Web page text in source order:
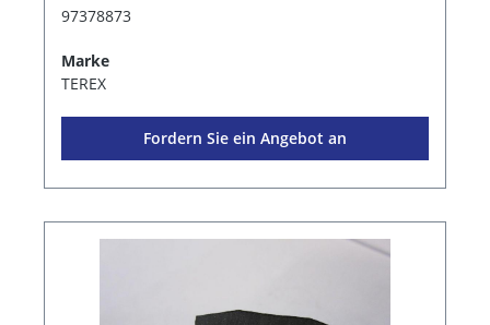
97378873
Marke
TEREX
Fordern Sie ein Angebot an